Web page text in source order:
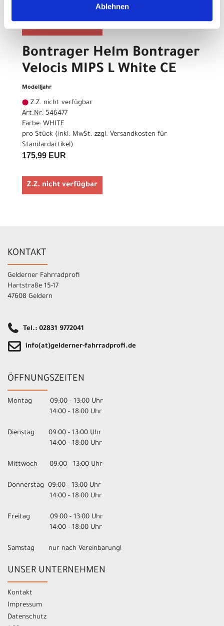
Ablehnen
Bontrager Helm Bontrager
Velocis MIPS L White CE
Modelljahr
Z.Z. nicht verfügbar
Art.Nr. 546477
Farbe: WHITE
pro Stück (inkl. MwSt. zzgl. Versandkosten für
Standardartikel)
175,99 EUR
Z.Z. nicht verfügbar
KONTAKT
Gelderner Fahrradprofi
Hartstraße 15-17
47608 Geldern
Tel.: 02831 9772041
info(at)gelderner-fahrradprofi.de
ÖFFNUNGSZEITEN
Montag 09:00 - 13:00 Uhr
14:00 - 18:00 Uhr
Dienstag 09:00 - 13:00 Uhr
14:00 - 18:00 Uhr
Mittwoch 09:00 - 13:00 Uhr
Donnerstag 09:00 - 13:00 Uhr
14:00 - 18:00 Uhr
Freitag 09:00 - 13:00 Uhr
14:00 - 18:00 Uhr
Samstag nur nach Vereinbarung!
UNSER UNTERNEHMEN
Kontakt
Impressum
Datenschutz